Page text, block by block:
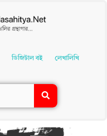
ডিজিটাল বই লেখালিখি